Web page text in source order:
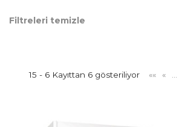
Filtreleri temizle
15 - 6 Kayıttan 6 gösteriliyor «« «